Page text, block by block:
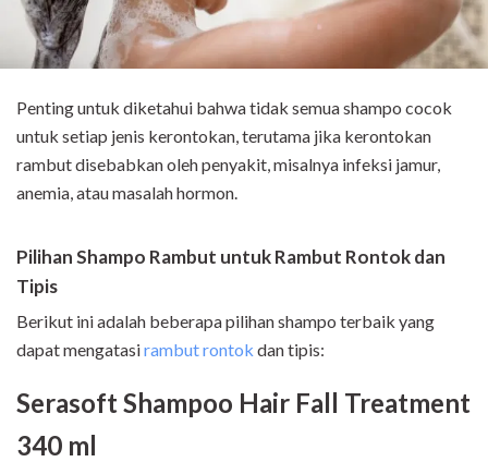
Penting untuk diketahui bahwa tidak semua shampo cocok
untuk setiap jenis kerontokan, terutama jika kerontokan
rambut disebabkan oleh penyakit, misalnya infeksi jamur,
anemia, atau masalah hormon.
Pilihan Shampo Rambut untuk Rambut Rontok dan
Tipis
Berikut ini adalah beberapa pilihan shampo terbaik yang
dapat mengatasirambut rontok dan tipis:
Serasoft Shampoo Hair Fall Treatment
340 ml